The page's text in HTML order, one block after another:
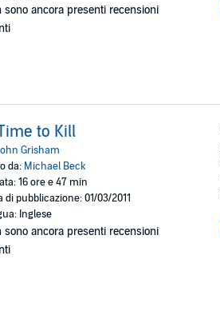
sono ancora presenti recensioni
to Kill
Grisham
da: Michael Beck
16 ore e 47 min
di pubblicazione: 01/03/2011
Inglese
sono ancora presenti recensioni